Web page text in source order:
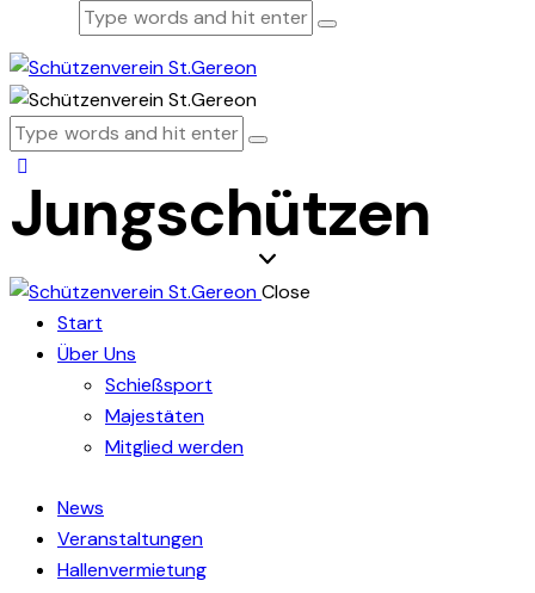
Jungschützen
Close
Start
Über Uns
Schießsport
Majestäten
Mitglied werden
News
Veranstaltungen
Hallenvermietung